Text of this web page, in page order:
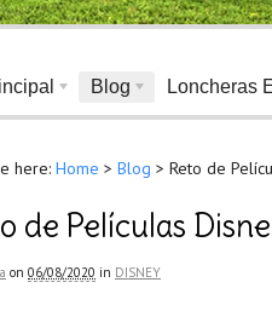
Blog Loncheras
here: Home > Blog > Reto de
de Películas
on 06/08/2020 in DISNEY